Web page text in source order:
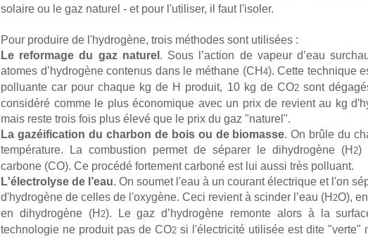
solaire ou le gaz naturel - et pour l'utiliser, il faut l'isoler.
Pour produire de l'hydrogène, trois méthodes sont utilisées :
Le reformage du gaz naturel . Sous l’action de vapeur d’eau
atomes d’hydrogène contenus dans le méthane (CH 4). Cette technique
polluante car pour chaque kg de H produit, 10 kg de CO2sont
considéré comme le plus économique avec un prix de revient au kg
mais reste trois fois plus élevé que le prix du gaz "naturel".
La gazéification du charbon de bois ou de biomasse. On brûle du
température. La combustion permet de séparer le dihydrogène (H 2)
carbone (CO). Ce procédé fortement carboné est lui aussi très polluant.
L'électrolyse de l’eau. On soumet l'eau à un courant électrique et l'on
d'hydrogène de celles de l'oxygène. Ceci revient à scinder l’eau (H 2O),
en dihydrogène (H 2). Le gaz d’hydrogène remonte alors à la
technologie ne produit pas de CO2 si l'électricité utilisée est dite "verte"